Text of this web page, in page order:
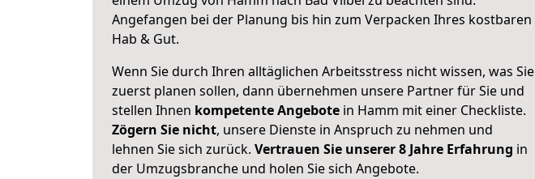
Angefangen bei der Planung bis hin zum Verpacken Ihres kostbaren
Hab & Gut.
Wenn Sie durch Ihren alltäglichen Arbeitsstress nicht wissen, was Sie
zuerst planen sollen, dann übernehmen unsere Partner für Sie und
stellen Ihnen kompetente Angebote in Hamm mit einer Checkliste.
Zögern Sie nicht, unsere Dienste in Anspruch zu nehmen und
lehnen Sie sich zurück. Vertrauen Sie unserer 8 Jahre Erfahrung in
der Umzugsbranche und holen Sie sich Angebote.